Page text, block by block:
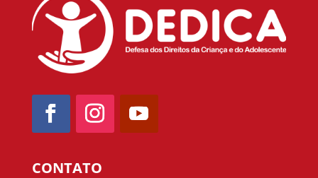
CONTATO